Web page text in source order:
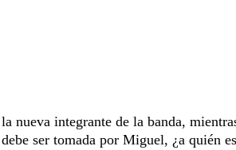
nueva integrante de la banda,
ser tomada por Miguel, ¿a quién